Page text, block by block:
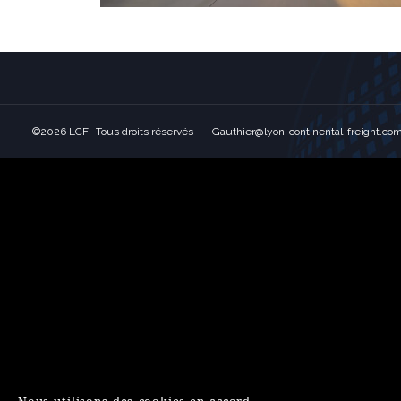
©2026 LCF- Tous droits réservés Gauthier@lyon-continental-